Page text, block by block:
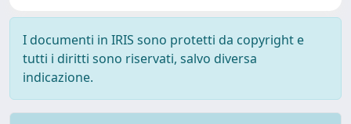
I documenti in IRIS sono protetti da copyright e
tutti i diritti sono riservati, salvo diversa
indicazione.